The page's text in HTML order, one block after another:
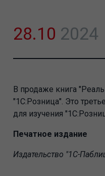
28.10 2024
В продаже книга
"1С:Розница". Это
для изучения
Печатное издание
Издательство "1С-